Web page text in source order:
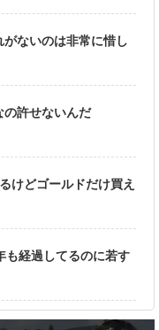
がないのは非常に惜し
の許せないんだ
けどゴールドだけ買え
も経過してるのに若す